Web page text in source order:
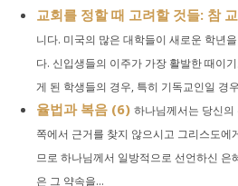
교회를 정할 때 고려할 것들: 참
니다. 미국의 많은 대학들이 새로운 학년
다. 신입생들의 이주가 가장 활발한 때이
게 된 학생들의 경우, 특히 기독교인일 경
율법과 복음 (6) 하나님께서는 당신
쪽에서 근거를 찾지 않으시고 그리스도에
므로 하나님께서 일방적으로 선언하신 은
은 그 약속을...